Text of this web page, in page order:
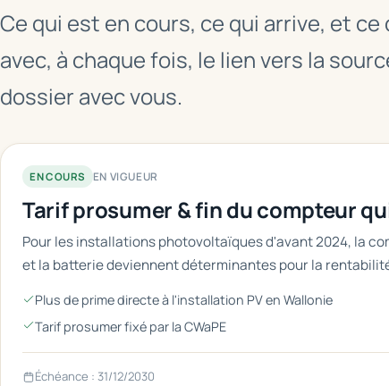
Ce qui est en cours, ce qui arrive, et
avec, à chaque fois, le lien vers la
dossier avec vous.
EN COURS EN VIGUEUR
Tarif prosumer & fin du compteur
Pour les installations photovoltaïques d'avant 2024, la
et la batterie deviennent déterminantes pour la
Plus de prime directe à l'installation PV en Wallonie
Tarif prosumer fixé par la CWaPE
Échéance : 31/12/2030